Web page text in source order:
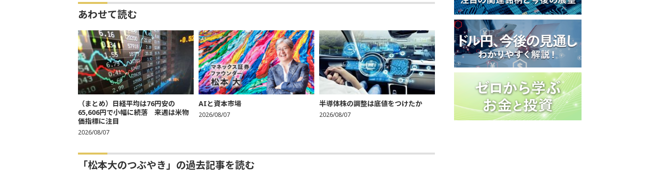
あわせて読む
（まとめ）日経平均は76円安の
65,606円で小幅に続落 来週は米物
価指標に注目
2026/08/07
AIと資本市場
2026/08/07
半導体株の調整は底値をつけたか
2026/08/07
「松本大のつぶやき」の過去記事を読む